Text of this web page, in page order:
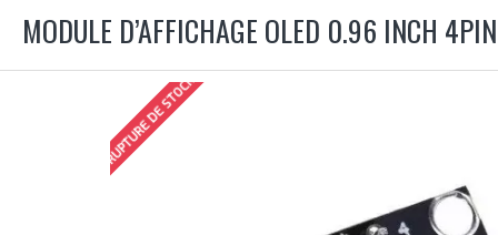
MODULE D’AFFICHAGE OLED 0.96 INCH
RUPTURE DE STOCK